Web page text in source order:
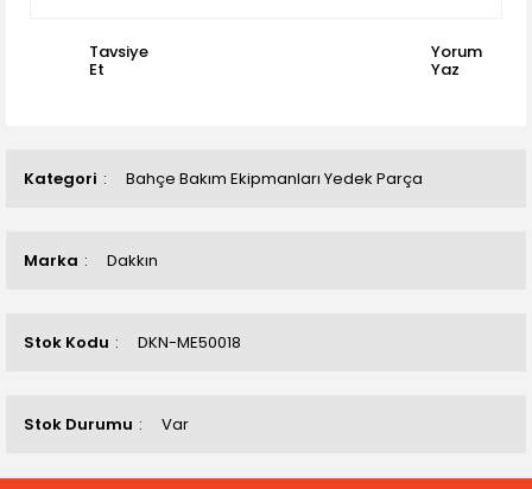
Kategori Bahçe Bakım Ekipmanları Yedek Parça
Marka Dakkın
Stok Kodu DKN-ME50018
Stok Durumu Var
Tavsiye
Et
Yorum
Yaz